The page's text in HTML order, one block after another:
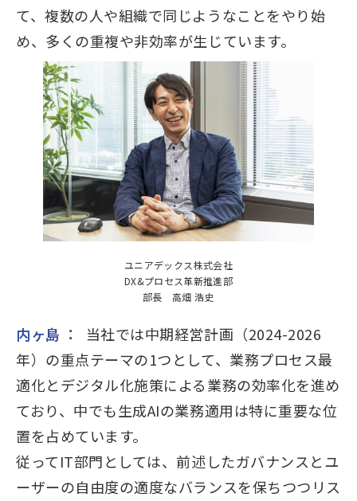
ユニアデックス株式会社
DX&プロセス革新推進部
部長 高畑 浩史
て、複数の人や組織で同じようなことをやり始
め、多くの重複や非効率が生じています。
内ヶ島 ：
当社では中期経営計画（2024-2026
年）の重点テーマの1つとして、業務プロセス最
適化とデジタル化施策による業務の効率化を進め
ており、中でも生成AIの業務適用は特に重要な位
置を占めています。
従ってIT部門としては、前述したガバナンスとユ
ーザーの自由度の適度なバランスを保ちつつリス